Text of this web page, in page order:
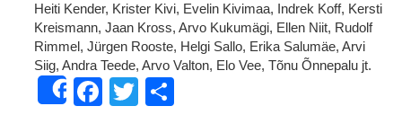
Heiti Kender, Krister Kivi, Evelin Kivimaa, Indrek Koff, Kersti
Kreismann, Jaan Kross, Arvo Kukumägi, Ellen Niit, Rudolf
Rimmel, Jürgen Rooste, Helgi Sallo, Erika Salumäe, Arvi
Siig, Andra Teede, Arvo Valton, Elo Vee, Tõnu Õnnepalu jt.
ShareFacebook
Twitter